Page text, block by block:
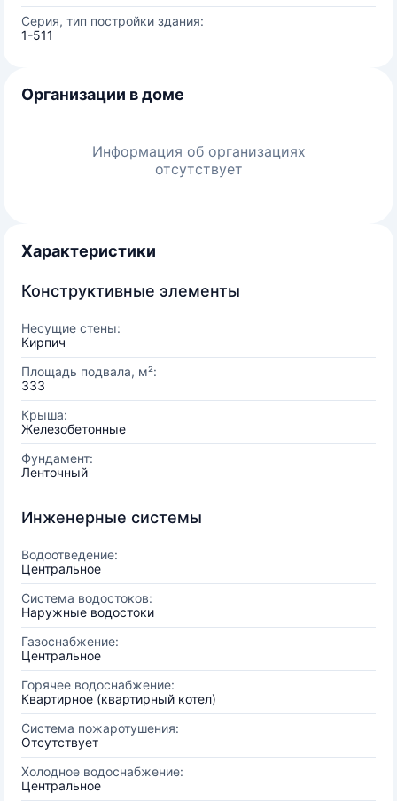
Серия, тип постройки здания:
1-511
Организации в доме
Информация об организациях
отсутствует
Характеристики
Конструктивные элементы
Несущие стены:
Кирпич
Площадь подвала, м²:
333
Крыша:
Железобетонные
Фундамент:
Ленточный
Инженерные системы
Водоотведение:
Центральное
Система водостоков:
Наружные водостоки
Газоснабжение:
Центральное
Горячее водоснабжение:
Квартирное (квартирный котел)
Система пожаротушения:
Отсутствует
Холодное водоснабжение:
Центральное